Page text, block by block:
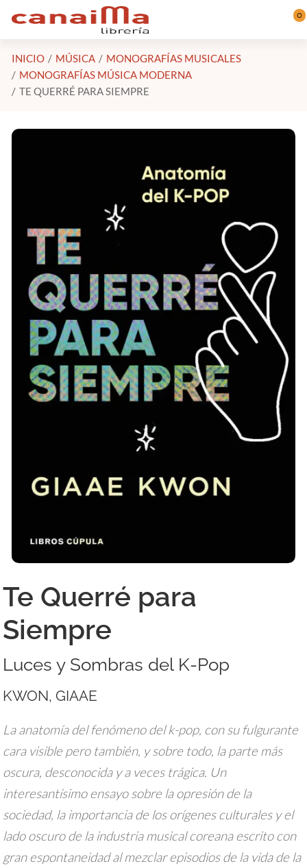
Saltar al contenido principal 0
INICIO MÚSICA
MONOGRAFÍAS MUSICALES
MONOGRAFÍAS MÚSICA MODERNA
TE QUERRÉ PARA SIEMPRE
Te Querré para
Siempre
Luces y Sombras del K-Pop
KWON, GIAAE
La anatomía del fenómeno del k-pop, con su fulgurante
cara visible pero también, y sobre todo, la parte más
oscura, desconocida y a veces trágica. Un
interesantísimo ensayo sobre la opresión de la
sociedad, la importancia de los orígenes culturales y el
lado oscuro de la industria musical coreana escrito con
gran espontaneidad al mezclar episodios de la vida de la